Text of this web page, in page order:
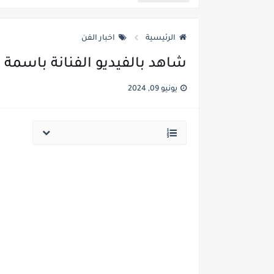
غضب مصري ضد المخرجة فدوى
المصرية فدوى تقول مفيش دين
الرئيسية اخبار الفن
شاهد بالفيديو الفنانة
يونيو 09, 2024